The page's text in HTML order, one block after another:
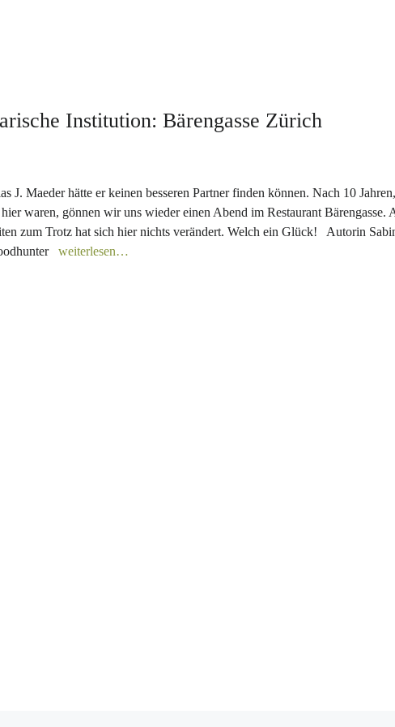
Institution: Bärengasse Zürich
J. Maeder hätte er keinen besseren Partner finden können. Nach 10
waren, gönnen wir uns wieder einen Abend im Restaurant Bärengasse.
zum Trotz hat sich hier nichts verändert. Welch ein Glück! Autorin
weiterlesen…